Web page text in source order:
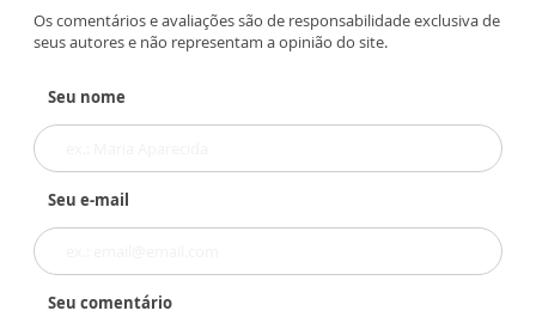
Os comentários e avaliações são de responsabilidade exclusiva de
seus autores e não representam a opinião do site.
Seu nome
Seu e-mail
Seu comentário